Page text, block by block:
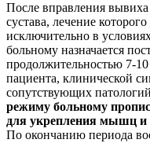
После вправления вывиха
сустава, лечение
исключительно в
больному назначается
продолжительностью 7-10
пациента, клинической
сопутствующих
режиму больному
для укрепления мышц и
По окончанию периода